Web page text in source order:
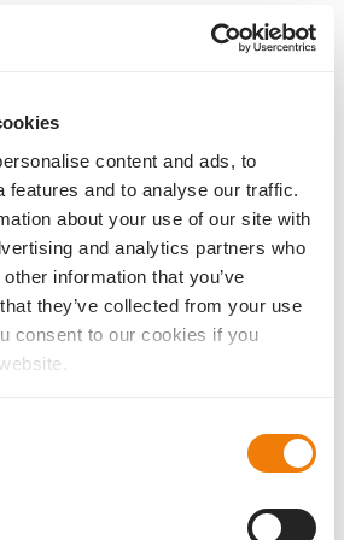
content and ads, to
features and to analyse our traffic.
about your use of our site with
and analytics partners who
information that you’ve
they’ve collected from your use
consent to our cookies if you